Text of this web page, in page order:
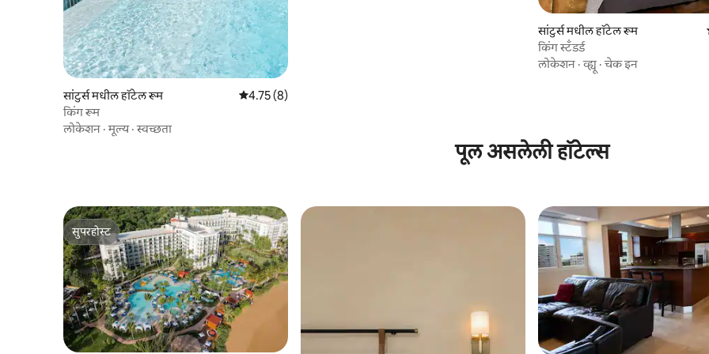
सांटुर्स मधील हॉटेल रूम 5 पैकी 4.75 सरासरी रेटिंग, 8 रिव्ह्यूज
4.75 (8)
किंग रूम
लोकेशन ·मूल्य·स्वच्छता
सांटुर्स मधील हॉटेल रूम
किंग स्टॅंडर्ड
लोकेशन ·व्ह्यू ·चेक इन
पूल असलेली हॉटेल्स
सुपरहोस्ट
सुपरहोस्ट